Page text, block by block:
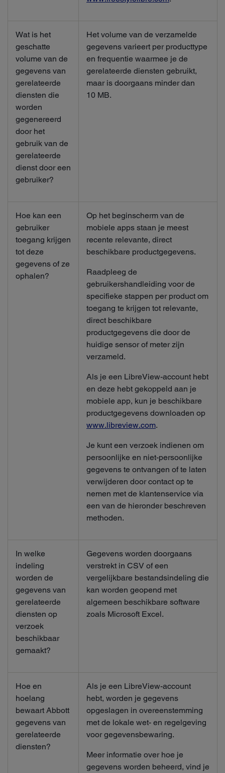
Wat is het
geschatte
volume van de
gegevens van
gerelateerde
diensten die
worden
gegenereerd
door het
gebruik van de
gerelateerde
dienst door een
gebruiker?
Het volume van de verzamelde
gegevens varieert per producttype
en frequentie waarmee je de
gerelateerde diensten gebruikt,
maar is doorgaans minder dan
10 MB.
Hoe kan een
gebruiker
toegang krijgen
tot deze
gegevens of ze
ophalen?
Op het beginscherm van de
mobiele apps staan je meest
recente relevante, direct
beschikbare productgegevens.
Raadpleeg de
gebruikershandleiding voor de
specifieke stappen per product om
toegang te krijgen tot relevante,
direct beschikbare
productgegevens die door de
huidige sensor of meter zijn
verzameld.
Als je een LibreView-account hebt
en deze hebt gekoppeld aan je
mobiele app, kun je beschikbare
productgegevens downloaden op
www.libreview.com.
Je kunt een verzoek indienen om
persoonlijke en niet-persoonlijke
gegevens te ontvangen of te laten
verwijderen door contact op te
nemen met de klantenservice via
een van de hieronder beschreven
methoden.
In welke
indeling
worden de
gegevens van
gerelateerde
diensten op
verzoek
beschikbaar
gemaakt?
Gegevens worden doorgaans
verstrekt in CSV of een
vergelijkbare bestandsindeling die
kan worden geopend met
algemeen beschikbare software
zoals Microsoft Excel.
Hoe en
hoelang
bewaart Abbott
gegevens van
gerelateerde
diensten?
Als je een LibreView-account
hebt, worden je gegevens
opgeslagen in overeenstemming
met de lokale wet- en regelgeving
voor gegevensbewaring.
Meer informatie over hoe je
gegevens worden beheerd, vind je